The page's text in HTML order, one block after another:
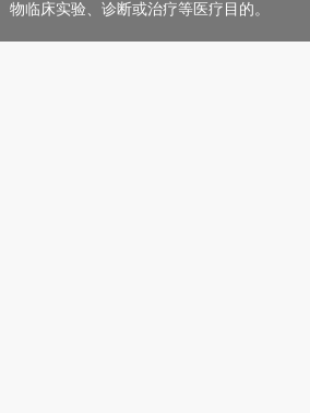
物临床实验、诊断或治疗等医疗目的。